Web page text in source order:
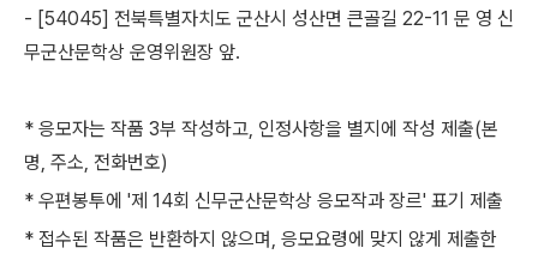
- [54045] 전북특별자치도 군산시 성산면 큰골길 22-11 문 영 신
무군산문학상 운영위원장 앞.
* 응모자는 작품 3부 작성하고, 인정사항을 별지에 작성 제출(본
명, 주소, 전화번호)
* 우편봉투에 '제 14회 신무군산문학상 응모작과 장르' 표기 제출
* 접수된 작품은 반환하지 않으며, 응모요령에 맞지 않게 제출한